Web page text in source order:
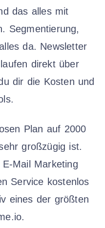
das alles mit
Segmentierung,
da. Newsletter
direkt über
dir die Kosten und
Plan auf 2000
großzügig ist.
Mail Marketing
Service kostenlos
eines der größten